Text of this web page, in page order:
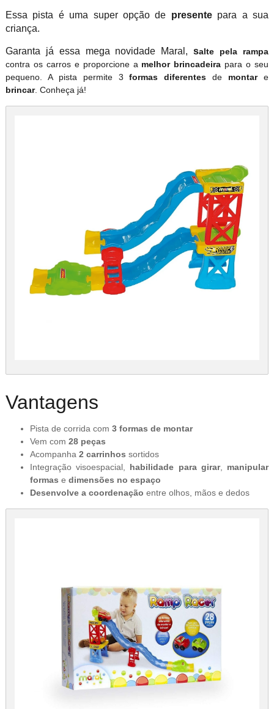
Essa pista é uma super opção de presente para a sua
criança.
Garanta já essa mega novidade Maral,salte pela rampa
contra os carros eproporcione a melhor brincadeira para o seu
pequeno. A pista permite 3 formas diferentes de montare
brincar. Conheça já!
Vantagens
Pista de corrida com 3 formas de montar
Vem com 28 peças
Acompanha 2 carrinhos sortidos
Integração visoespacial, habilidade para girar, manipular
formas e dimensões no espaço
Desenvolve a coordenação entre olhos, mãos e dedos